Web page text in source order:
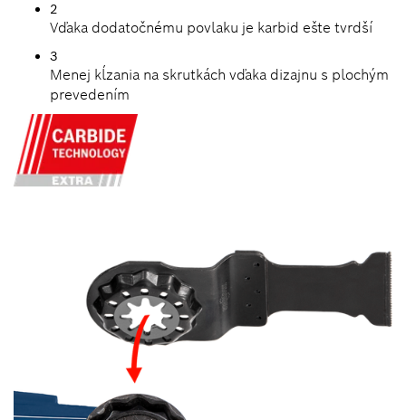
2
Vďaka dodatočnému povlaku je karbid ešte tvrdší
3
Menej kĺzania na skrutkách vďaka dizajnu s plochým
prevedením